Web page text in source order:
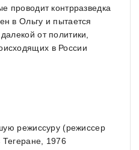
проводит контрразведка
в Ольгу и пытается
от политики,
в России
режиссуру (режиссер
1976